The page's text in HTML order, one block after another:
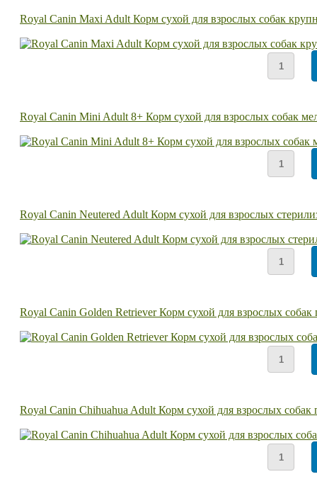
Royal Canin Maxi Adult Корм сухой для взрослых собак
Royal Canin Mini Adult 8+ Корм сухой для взрослых собак
Royal Canin Neutered Adult Корм сухой для взрослых
Royal Canin Golden Retriever Корм сухой для взрослых
Royal Canin Chihuahua Adult Корм сухой для взрослых собак